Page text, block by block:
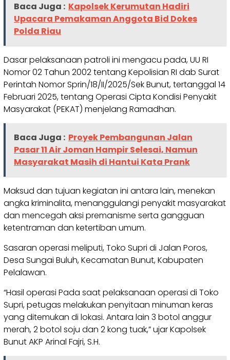
Baca Juga : Kapolsek Kerumutan Hadiri
Upacara Pemakaman Anggota Bid Dokes
Polda Riau
Dasar pelaksanaan patroli ini mengacu pada, UU RI
Nomor 02 Tahun 2002 tentang Kepolisian RI dab Surat
Perintah Nomor Sprin/18/II/2025/Sek Bunut, tertanggal 14
Februari 2025, tentang Operasi Cipta Kondisi Penyakit
Masyarakat (PEKAT) menjelang Ramadhan.
Baca Juga : Proyek Pembangunan Jalan
Pasar 11 Air Joman Hampir Selesai, Namun
Masyarakat Masih di Hantui Kata Prank
Maksud dan tujuan kegiatan ini antara lain, menekan
angka kriminalita, menanggulangi penyakit masyarakat
dan mencegah aksi premanisme serta gangguan
ketentraman dan ketertiban umum.
Sasaran operasi meliputi, Toko Supri di Jalan Poros,
Desa Sungai Buluh, Kecamatan Bunut, Kabupaten
Pelalawan.
“Hasil operasi Pada saat pelaksanaan operasi di Toko
Supri, petugas melakukan penyitaan minuman keras
yang ditemukan di lokasi. Antara lain 3 botol anggur
merah, 2 botol soju dan 2 kong tuak,” ujar Kapolsek
Bunut AKP Arinal Fajri, S.H.